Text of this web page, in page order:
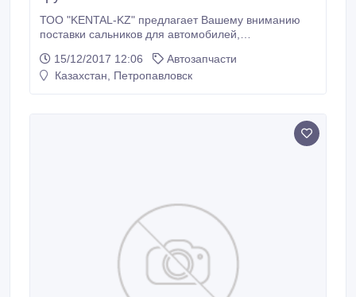
ТОО "KENTAL-KZ" предлагает Вашему вниманию
поставки сальников для автомобилей,
Партнеры компании "KENTAL-KZ" получают: •
продукцию от завода производителя; • гарантию
15/12/2017 12:06
Автозапчасти
Казахстан, Петропавловск